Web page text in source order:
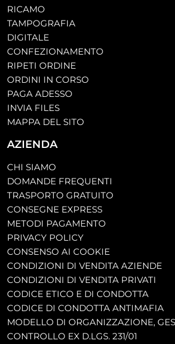
RICAMO
TAMPOGRAFIA
DIGITALE
CONFEZIONAMENTO
RIPETI ORDINE
ORDINI IN CORSO
PAGA ADESSO
INVIA FILES
MAPPA DEL SITO
AZIENDA
CHI SIAMO
DOMANDE FREQUENTI
TRASPORTO GRATUITO
CONSEGNE EXPRESS
METODI PAGAMENTO
PRIVACY POLICY
CONSENSO AI COOKIE
CONDIZIONI DI VENDITA AZIENDE
CONDIZIONI DI VENDITA PRIVATI
CODICE ETICO E DI CONDOTTA
CODICE DI CONDOTTA ANTIMAFIA
MODELLO DI ORGANIZZAZIONE,
CONTROLLO EX D.LGS. 231/01